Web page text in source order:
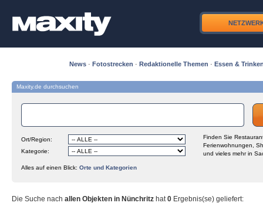
News · Fotostrecken · Redaktionelle Themen · Essen &
Maxity.de durchsuchen
Ort/Region:
Kategorie:
Finden Sie
Ferienwohnungen,
und vieles mehr in
Alles auf einen Blick: Orte und Kategorien
Die Suche nach allen Objekten in Nünchritz hat0 Ergebnis(se) geliefert: